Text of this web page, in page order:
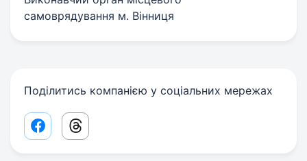
самоврядування м. Вінниця
Поділитись компанією у соціальних мережах
Facebook share link
Threads share link